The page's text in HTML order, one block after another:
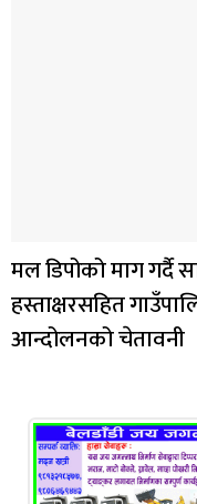
मल डिपोको माग गर्दै
हस्ताक्षरसहित
आन्दोलनको चेतावनी